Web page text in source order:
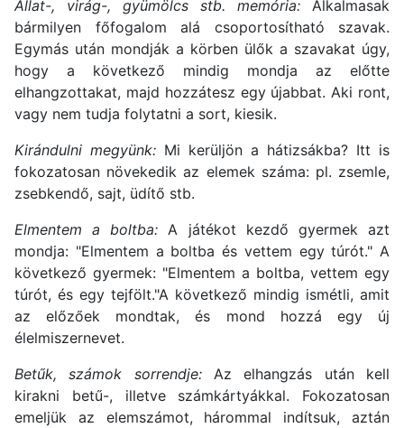
Állat-, virág-, gyümölcs stb. memória: Alkalmasak
bármilyen főfogalom alá csoportosítható szavak.
Egymás után mondják a körben ülők a szavakat úgy,
hogy a következő mindig mondja az előtte
elhangzottakat, majd hozzátesz egy újabbat. Aki ront,
vagy nem tudja folytatni a sort, kiesik.
Kirándulni megyünk: Mi kerüljön a hátizsákba? Itt is
fokozatosan növekedik az elemek száma: pl. zsemle,
zsebkendő, sajt, üdítő stb.
Elmentem a boltba: A játékot kezdő gyermek azt
mondja: "Elmentem a boltba és vettem egy túrót." A
következő gyermek: "Elmentem a boltba, vettem egy
túrót, és egy tejfölt."A következő mindig ismétli, amit
az előzőek mondtak, és mond hozzá egy új
élelmiszernevet.
Betűk, számok sorrendje:Az elhangzás után kell
kirakni betű-, illetve számkártyákkal. Fokozatosan
emeljük az elemszámot, hárommal indítsuk, aztán